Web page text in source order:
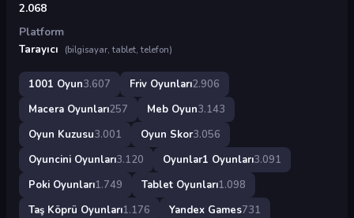
2.068
Platform
Tarayıcı
(bilgisayar, tablet, telefon)
1001 Oyun3.607 Friv Oyunları2.906
Macera Oyunları257 Meb Oyun3.143
Oyun Kuzusu3.001 Oyun Skor3.056
Oyuncini Oyunları3.120 Oyunlar1 Oyunları3.091
Poki Oyunları1.749 Tablet Oyunları1.098
Taş Köprü Oyunları1.176 Yandex Games731